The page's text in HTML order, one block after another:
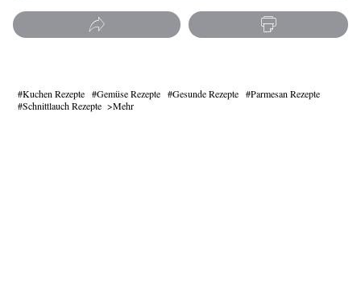
Kuchen Rezepte Gemüse Rezepte Gesunde Rezepte
Parmesan Rezepte
Schnittlauch Rezepte
Mehr